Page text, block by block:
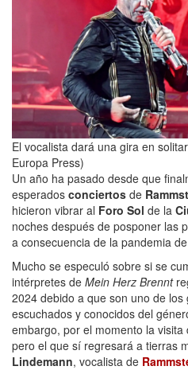
El vocalista dará una gira en
Europa Press)
Un año ha pasado desde que
esperados conciertos de
hicieron vibrar al Foro Sol de la
noches después de posponer las
a consecuencia de la pandemia
Mucho se especuló sobre si se
intérpretes de Mein Herz Brennt
2024 debido a que son uno de
escuchados y conocidos del
embargo, por el momento la
pero el que sí regresará a tierras
Lindemann, vocalista de